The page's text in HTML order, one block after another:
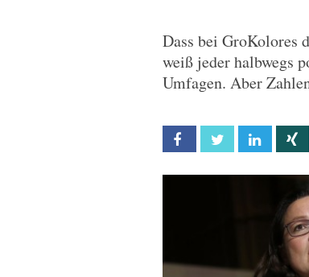
Dass bei GroKolores
weiß jeder halbwegs
Umfagen. Aber
Facebook Twitter Linkedin